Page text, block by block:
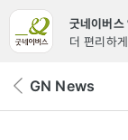
굿네이버스
더 편리하
뒤 GN News